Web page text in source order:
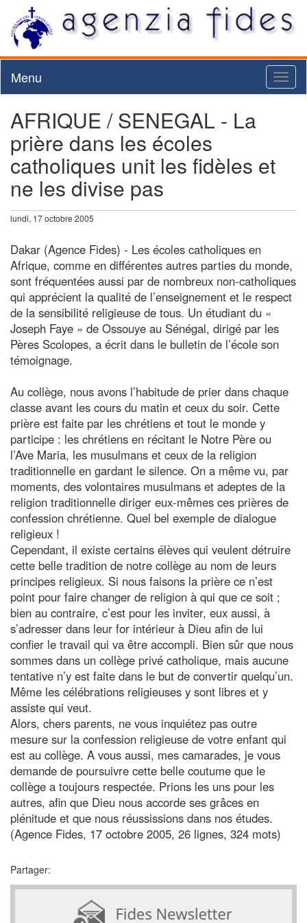
Menu
AFRIQUE / SENEGAL - La
prière dans les écoles
catholiques unit les fidèles et
ne les divise pas
lundi, 17 octobre 2005
Dakar (Agence Fides) - Les écoles catholiques en
Afrique, comme en différentes autres parties du monde,
sont fréquentées aussi par de nombreux non-catholiques
qui apprécient la qualité de l’enseignement et le respect
de la sensibilité religieuse de tous. Un étudiant du «
Joseph Faye » de Ossouye au Sénégal, dirigé par les
Pères Scolopes, a écrit dans le bulletin de l’école son
témoignage.
Au collège, nous avons l’habitude de prier dans chaque
classe avant les cours du matin et ceux du soir. Cette
prière est faite par les chrétiens et tout le monde y
participe : les chrétiens en récitant le Notre Père ou
l’Ave Maria, les musulmans et ceux de la religion
traditionnelle en gardant le silence. On a même vu, par
moments, des volontaires musulmans et adeptes de la
religion traditionnelle diriger eux-mêmes ces prières de
confession chrétienne. Quel bel exemple de dialogue
religieux !
Cependant, il existe certains élèves qui veulent détruire
cette belle tradition de notre collège au nom de leurs
principes religieux. Si nous faisons la prière ce n’est
point pour faire changer de religion à qui que ce soit ;
bien au contraire, c’est pour les inviter, eux aussi, à
s’adresser dans leur for intérieur à Dieu afin de lui
confier le travail qui va être accompli. Bien sûr que nous
sommes dans un collège privé catholique, mais aucune
tentative n’y est faite dans le but de convertir quelqu’un.
Même les célébrations religieuses y sont libres et y
assiste qui veut.
Alors, chers parents, ne vous inquiétez pas outre
mesure sur la confession religieuse de votre enfant qui
est au collège. A vous aussi, mes camarades, je vous
demande de poursuivre cette belle coutume que le
collège a toujours respectée. Prions les uns pour les
autres, afin que Dieu nous accorde ses grâces en
plénitude et que nous réussissions dans nos études.
(Agence Fides, 17 octobre 2005, 26 lignes, 324 mots)
Partager: